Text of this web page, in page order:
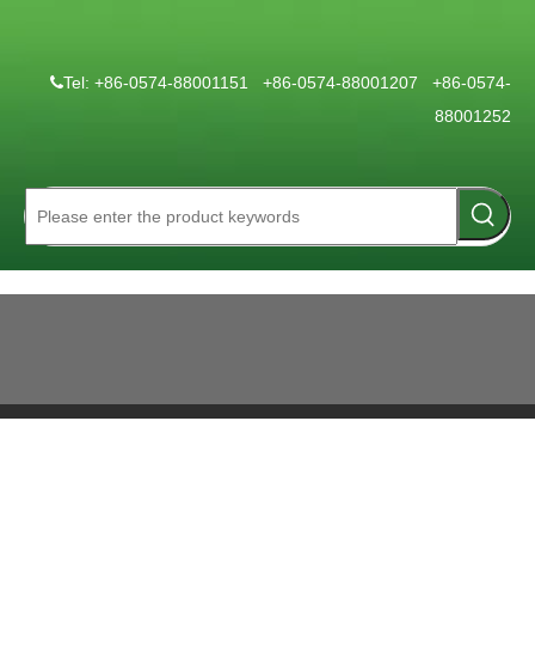
Tel: +86-0574-88001151 +86-0574-88001207 +86-0574-
88001252